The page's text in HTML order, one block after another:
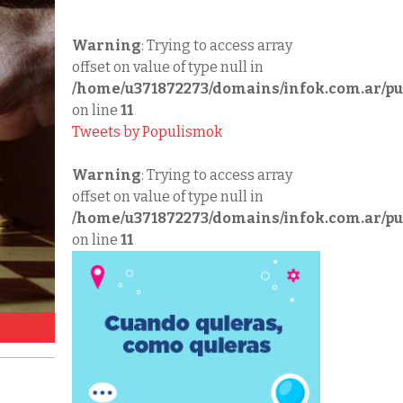
Jaque mate
Warning: Trying to access array
offset on value of type null in
/home/u371872273/domains/
on line11
Tweets by Populismok
Warning: Trying to access array
offset on value of type null in
/home/u371872273/domains/
on line11